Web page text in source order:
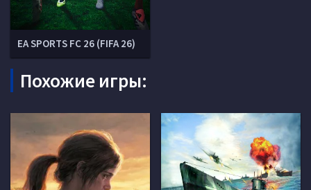
EA SPORTS FC 26 (FIFA 26)
Похожие игры: